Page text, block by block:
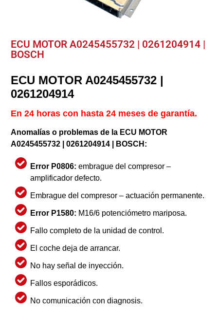
ECU MOTOR A0245455732 | 0261204914 |
BOSCH
ECU MOTOR A0245455732 |
0261204914
En 24 horas con hasta 24 meses de garantía.
Anomalías o problemas de la ECU MOTOR
A0245455732 | 0261204914 | BOSCH:
Error P0806: embrague del compresor –
amplificador defecto.
Embrague del compresor – actuación permanente.
Error P1580: M16/6 potenciómetro mariposa.
Fallo completo de la unidad de control.
El coche deja de arrancar.
No hay señal de inyección.
Fallos esporádicos.
No comunicación con diagnosis.